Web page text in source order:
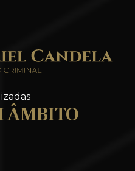
EM TODO